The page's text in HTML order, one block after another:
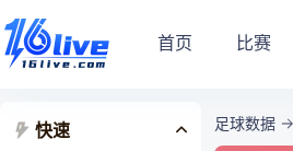
首页 比赛
快速 足球数据